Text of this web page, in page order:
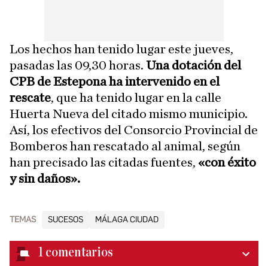
Los hechos han tenido lugar este jueves,
pasadas las 09,30 horas. Una dotación del
CPB de Estepona ha intervenido en el
rescate, que ha tenido lugar en la calle
Huerta Nueva del citado mismo municipio.
Así, los efectivos del Consorcio Provincial de
Bomberos han rescatado al animal, según
han precisado las citadas fuentes, «con éxito
y sin daños».
TEMAS SUCESOS MÁLAGA CIUDAD
1 comentarios